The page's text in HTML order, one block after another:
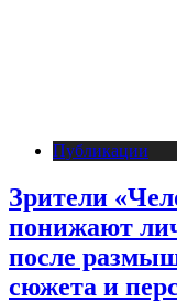
Публикации
Зрители
понижают
после
сюжета и